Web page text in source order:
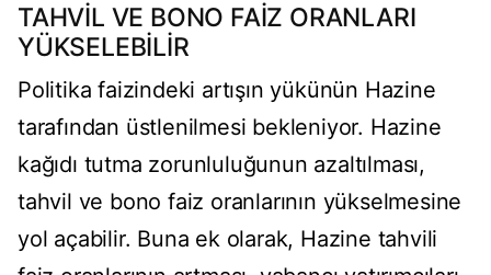
TAHVİL VE BONO FAİZ ORANLARI
YÜKSELEBİLİR
Politika faizindeki artışın yükünün Hazine
tarafından üstlenilmesi bekleniyor. Hazine
kağıdı tutma zorunluluğunun azaltılması,
tahvil ve bono faiz oranlarının yükselmesine
yol açabilir. Buna ek olarak, Hazine tahvili